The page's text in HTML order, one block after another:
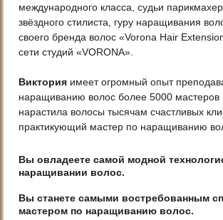
международного класса, судьи
звёздного стилиста, гуру наращивания
своего бренда волос «Vorona Hair
сети студий «VORONA».
Виктория имеет огромный опыт
наращиванию волос более 5000 мастеров
нарастила волосы тысячам счастливых
практикующий мастер по наращиванию
Вы овладеете самой модной
наращивании волос.
Вы станете самыми востребованным
мастером по наращиванию волос.